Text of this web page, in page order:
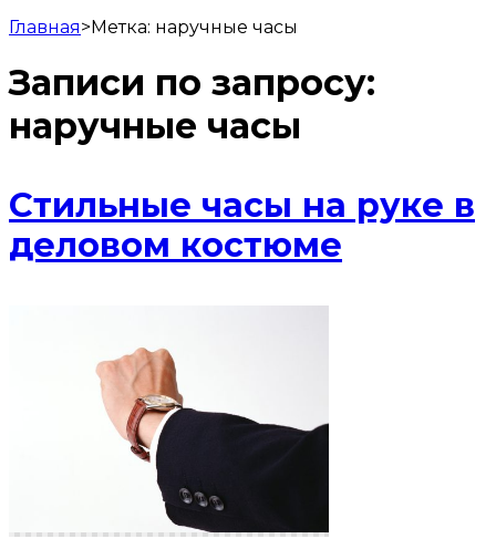
Главная>Метка: наручные часы
Записи по запросу:
наручные часы
Стильные часы на руке в
деловом костюме